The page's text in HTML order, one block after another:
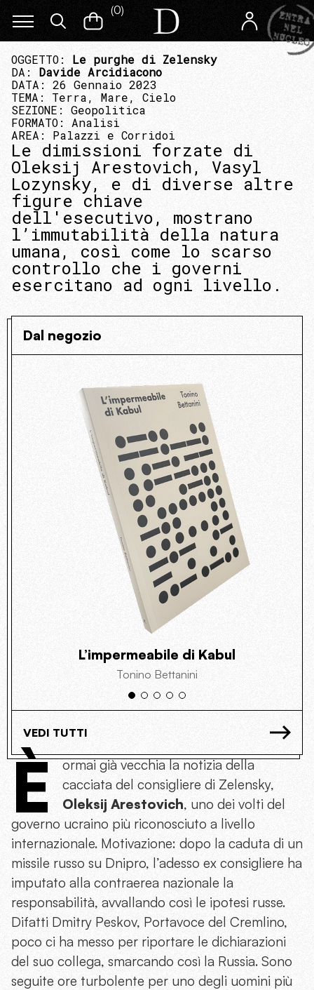
(0)
OGGETTO: Le purghe di Zelensky
DA: Davide Arcidiacono
DATA: 26 Gennaio 2023
TEMA: Terra, Mare, Cielo
SEZIONE: Geopolitica
FORMATO: Analisi
AREA: Palazzi e Corridoi
Le dimissioni forzate di
Oleksij Arestovich, Vasyl
Lozynsky, e di diverse altre
figure chiave
dell'esecutivo, mostrano
l’immutabilità della natura
umana, così come lo scarso
controllo che i governi
esercitano ad ogni livello.
Dal negozio
L’impermeabile di Kabul
Tonino Bettanini
VEDI TUTTI
È
ormai già vecchia la notizia della
cacciata del consigliere di Zelensky,
Oleksij Arestovich, uno dei volti del
governo ucraino più riconosciuto a livello
internazionale. Motivazione: dopo la caduta di un
missile russo su Dnipro, l’adesso ex consigliere ha
imputato alla contraerea nazionale la
responsabilità, avvallando così le ipotesi russe.
Difatti Dmitry Peskov, Portavoce del Cremlino,
poco ci ha messo per riportare le dichiarazioni
del suo collega, smarcando così la Russia. Sono
seguite ore turbolente per uno degli uomini più